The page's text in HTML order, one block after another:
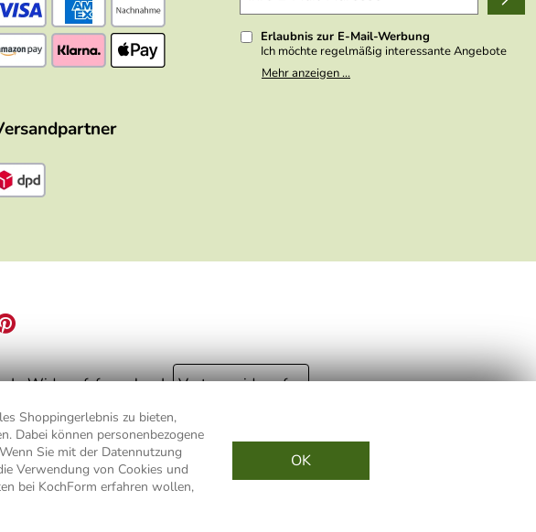
Shoppingerlebnis zu bieten,
Dabei können personenbezogene
Sie mit der Datennutzung
Verwendung von Cookies und
bei KochForm erfahren wollen,
OK
Erlaubnis zur E-Mail-Werbung
Ich möchte regelmäßig interessante Angebote
per E-Mail erhalten. Meine E-Mail-Adresse wird
nicht an andere Unternehmen weitergegeben. Zu
Mehr anzeigen ...
Widerrufsformular Vertrag widerrufen
Bestellwert inkl. Versandkosten